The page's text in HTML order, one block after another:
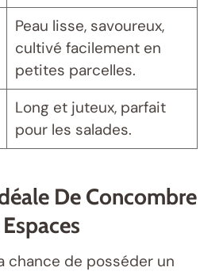
Peau lisse, savoureux,
cultivé facilement en
petites parcelles.
Long et juteux, parfait
pour les salades.
De Concombre
chance de posséder un